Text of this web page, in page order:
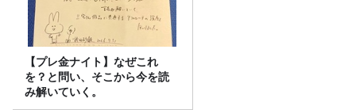
【プレ金ナイト】なぜこれ
を？と問い、そこから今を読
み解いていく。